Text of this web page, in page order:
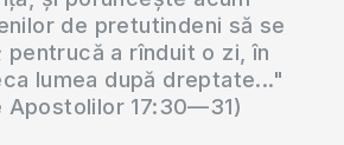
de pretutindeni să se
pentrucă a rînduit o zi, în
lumea după dreptate..."
Apostolilor 17:30—31)